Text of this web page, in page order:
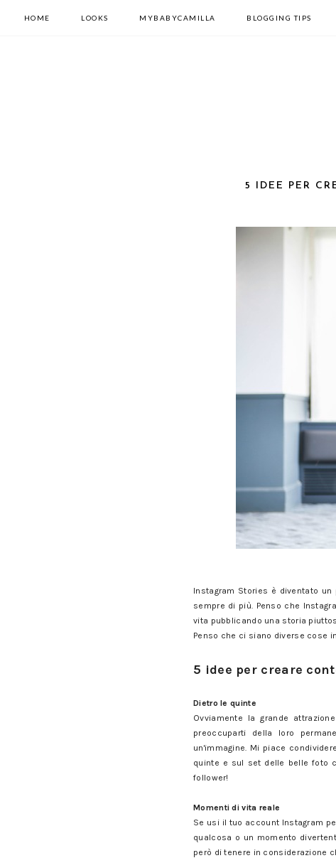
HOME LOOKS MYBABYCAMILLA BLOGGING TIPS
5 IDEE PER
Instagram Stories è diventato
sempre di più. Penso che
vita pubblicando una storia
Penso che ci siano diverse cose
5 idee per creare
Dietro le quinte
Ovviamente la grande
preoccuparti della loro
un'immagine. Mi piace
quinte e sul set delle belle foto
follower!
Momenti di vita reale
Se usi il tuo account Instagram
qualcosa o un momento
però di tenere in considerazione